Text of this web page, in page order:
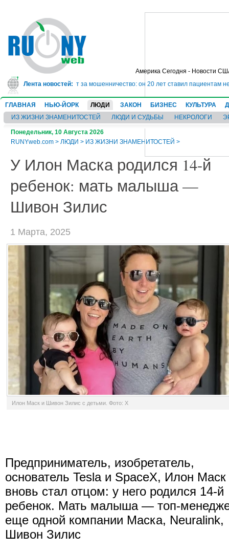
Америка Сегодня - Новости
Лента новостей:
в тюрьму на 10 лет за мошенничество: он 20 лет ставил пациентам
ГЛАВНАЯ НЬЮ-ЙОРК ЛЮДИ ЗАКОН БИЗНЕС КУЛЬТУРА
ИЗ ЖИЗНИ ЗНАМЕНИТОСТЕЙ
ЛЮДИ И СУДЬБЫ НЕКРОЛОГИ
Понедельник, 10 Августа 2026
RUNYweb.com > ЛЮДИ > ИЗ ЖИЗНИ ЗНАМЕНИТОСТЕЙ >
У Илон Маска родился 14-й
ребенок: мать малыша —
Шивон Зилис
1 Марта, 2025
Илон Маск и Шивон Зилис с детьми. Фото: X
Предприниматель, изобретатель,
основатель Tesla и SpaceX, Илон Маск
вновь стал отцом: у него родился 14-й
ребенок. Мать малыша — топ-
еще одной компании Маска, Neuralink,
Шивон Зилис